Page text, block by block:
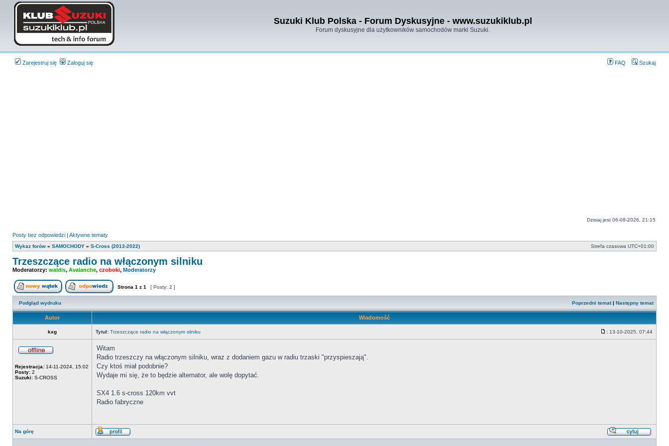
Suzuki Klub Polska - Forum Dyskusyjne - www.suzukiklub.pl
Forum dyskusyjne dla użytkowników samochodów marki Suzuki.
Zarejestruj się Zaloguj się FAQ Szukaj
Dzisiaj jest 06-08-2026, 21:15
Posty bez odpowiedzi | Aktywne tematy
Wykaz forów » SAMOCHODY » S-Cross (2013-2022) Strefa czasowa UTC+01:00
Trzeszczące radio na włączonym silniku
Moderatorzy: waldis, Avalanche, czoboki, Moderatorzy
Nowy temat Odpowiedz w temacie
Strona 1 z 1 [ Posty: 2 ]
Podgląd wydruku Poprzedni temat| Następny temat
Autor Wiadomość
kxg Tytuł: Trzeszczące radio na włączonym silniku
: 13-10-2025, 07:44
Rejestracja: 14-11-2024, 15:02
Posty: 2
Suzuki: S-CROSS
Witam
Radio trzeszczy na włączonym silniku, wraz z dodaniem gazu w radiu trzaski "przyspieszają".
Czy ktoś miał podobnie?
Wydaje mi się, że to będzie alternator, ale wolę dopytać.
SX4 1.6 s-cross 120km vvt
Radio fabryczne
Na górę
Wyświetl